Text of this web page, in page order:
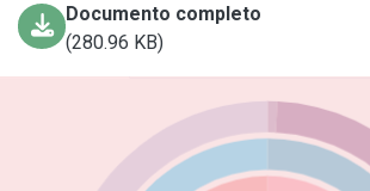
Documento completo
(280.96 KB)